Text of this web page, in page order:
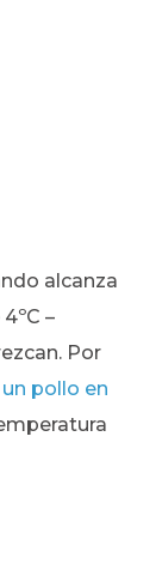
alcanza
–
Por
pollo en